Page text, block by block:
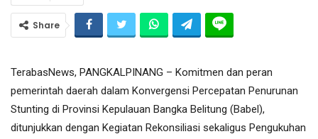
Share
TerabasNews, PANGKALPINANG – Komitmen dan peran
pemerintah daerah dalam Konvergensi Percepatan Penurunan
Stunting di Provinsi Kepulauan Bangka Belitung (Babel),
ditunjukkan dengan Kegiatan Rekonsiliasi sekaligus Pengukuhan